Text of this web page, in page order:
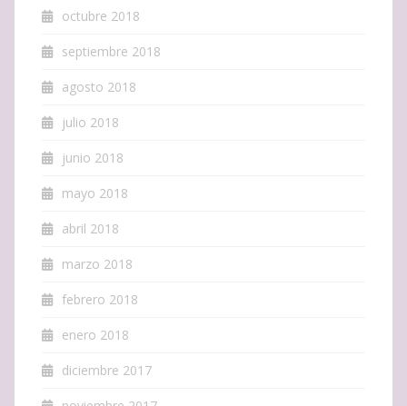
octubre 2018
septiembre 2018
agosto 2018
julio 2018
junio 2018
mayo 2018
abril 2018
marzo 2018
febrero 2018
enero 2018
diciembre 2017